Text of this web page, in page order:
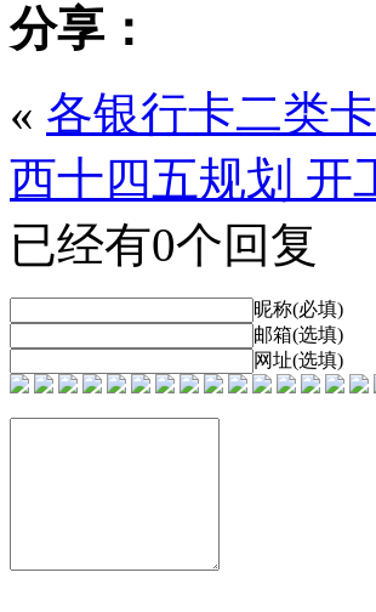
分享：
« 各银行卡二类
西十四五规划 开
已经有0个回复
昵称(必填)
邮箱(选填)
网址(选填)